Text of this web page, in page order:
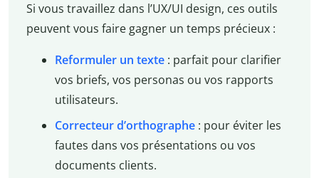
Si vous travaillez dans l’UX/UI design, ces outils
peuvent vous faire gagner un temps précieux :
Reformuler un texte: parfait pour clarifier
vos briefs, vos personas ou vos rapports
utilisateurs.
Correcteur d’orthographe: pour éviter les
fautes dans vos présentations ou vos
documents clients.